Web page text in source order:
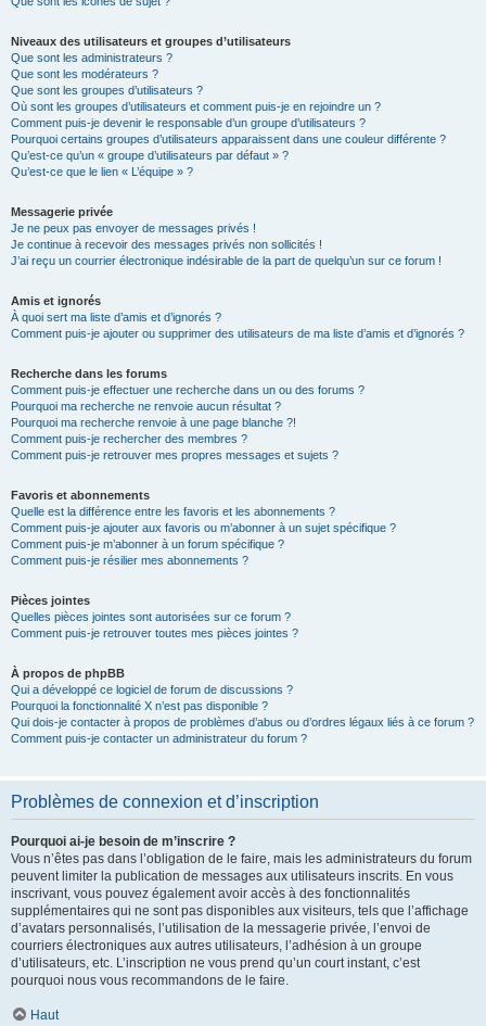
Niveaux des utilisateurs et groupes d’utilisateurs
Que sont les administrateurs ?
Que sont les modérateurs ?
Que sont les groupes d’utilisateurs ?
Où sont les groupes d’utilisateurs et comment puis-je en rejoindre un ?
Comment puis-je devenir le responsable d’un groupe d’utilisateurs ?
Pourquoi certains groupes d’utilisateurs apparaissent dans une couleur différente ?
Qu’est-ce qu’un « groupe d’utilisateurs par défaut » ?
Qu’est-ce que le lien « L’équipe » ?
Messagerie privée
Je ne peux pas envoyer de messages privés !
Je continue à recevoir des messages privés non sollicités !
J’ai reçu un courrier électronique indésirable de la part de quelqu’un sur ce forum !
Amis et ignorés
À quoi sert ma liste d’amis et d’ignorés ?
Comment puis-je ajouter ou supprimer des utilisateurs de ma liste d’amis et d’ignorés ?
Recherche dans les forums
Comment puis-je effectuer une recherche dans un ou des forums ?
Pourquoi ma recherche ne renvoie aucun résultat ?
Pourquoi ma recherche renvoie à une page blanche ?!
Comment puis-je rechercher des membres ?
Comment puis-je retrouver mes propres messages et sujets ?
Favoris et abonnements
Quelle est la différence entre les favoris et les abonnements ?
Comment puis-je ajouter aux favoris ou m’abonner à un sujet spécifique ?
Comment puis-je m’abonner à un forum spécifique ?
Comment puis-je résilier mes abonnements ?
Pièces jointes
Quelles pièces jointes sont autorisées sur ce forum ?
Comment puis-je retrouver toutes mes pièces jointes ?
À propos de phpBB
Qui a développé ce logiciel de forum de discussions ?
Pourquoi la fonctionnalité X n’est pas disponible ?
Qui dois-je contacter à propos de problèmes d’abus ou d’ordres légaux liés à ce forum ?
Comment puis-je contacter un administrateur du forum ?
Problèmes de connexion et d’inscription
Pourquoi ai-je besoin de m’inscrire ?
Vous n’êtes pas dans l’obligation de le faire, mais les administrateurs du forum
peuvent limiter la publication de messages aux utilisateurs inscrits. En vous
inscrivant, vous pouvez également avoir accès à des fonctionnalités
supplémentaires qui ne sont pas disponibles aux visiteurs, tels que l’affichage
d’avatars personnalisés, l’utilisation de la messagerie privée, l’envoi de
courriers électroniques aux autres utilisateurs, l’adhésion à un groupe
d’utilisateurs, etc. L’inscription ne vous prend qu’un court instant, c’est
pourquoi nous vous recommandons de le faire.
Haut